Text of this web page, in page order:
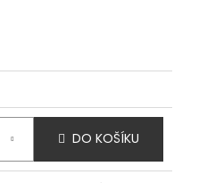
DO KOŠÍKU